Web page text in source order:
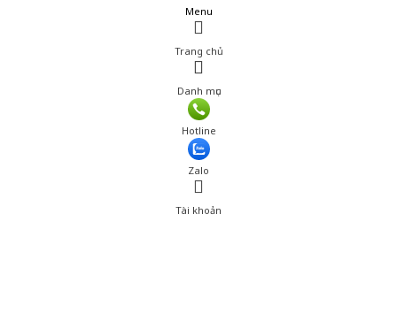
Menu
Trang chủ
Danh mục
Hotline
Zalo
Tài khoản